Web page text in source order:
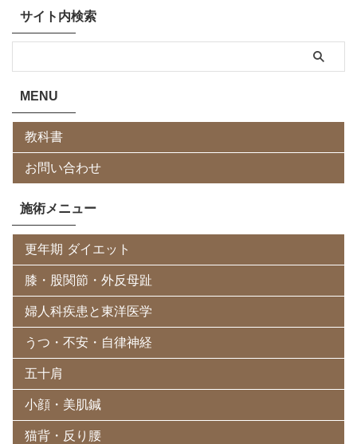
サイト内検索
MENU
教科書
お問い合わせ
施術メニュー
更年期 ダイエット
膝・股関節・外反母趾
婦人科疾患と東洋医学
うつ・不安・自律神経
五十肩
小顔・美肌鍼
猫背・反り腰